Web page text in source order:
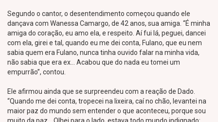
Segundo o cantor, o desentendimento começou quando ele
dançava com Wanessa Camargo, de 42 anos, sua amiga. “É minha
amiga do coração, eu amo ela, e respeito. Aí fui lá, peguei, dancei
com ela, girei e tal, quando eu me dei conta, Fulano, que eu nem
sabia quem era Fulano, nunca tinha ouvido falar na minha vida,
não sabia que era ex… Acabou que do nada eu tomei um
empurrão”, contou.
Ele afirmou ainda que se surpreendeu com a reação de Dado.
“Quando me dei conta, tropecei na lixeira, caí no chão, levantei na
maior paz do mundo sem entender o que aconteceu, porque sou